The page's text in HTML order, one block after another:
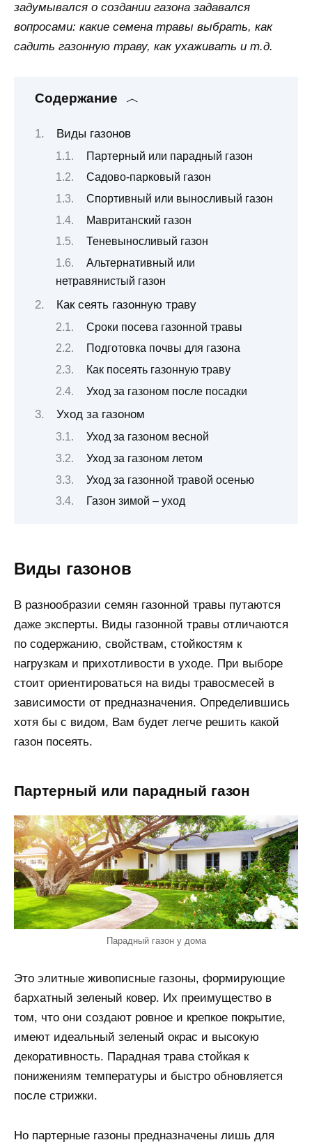
задумывался о создании газона задавался
вопросами: какие семена травы выбрать, как
садить газонную траву, как ухаживать и т.д.
Содержание
Виды газонов
Партерный или парадный газон
Садово-парковый газон
Спортивный или выносливый газон
Мавританский газон
Теневыносливый газон
Альтернативный или
нетравянистый газон
Как сеять газонную траву
Сроки посева газонной травы
Подготовка почвы для газона
Как посеять газонную траву
Уход за газоном после посадки
Уход за газоном
Уход за газоном весной
Уход за газоном летом
Уход за газонной травой осенью
Газон зимой – уход
Виды газонов
В разнообразии семян газонной травы путаются
даже эксперты. Виды газонной травы отличаются
по содержанию, свойствам, стойкостям к
нагрузкам и прихотливости в уходе. При выборе
стоит ориентироваться на виды травосмесей в
зависимости от предназначения. Определившись
хотя бы с видом, Вам будет легче решить какой
газон посеять.
Партерный или парадный газон
Парадный газон у дома
Это элитные живописные газоны, формирующие
бархатный зеленый ковер. Их преимущество в
том, что они создают ровное и крепкое покрытие,
имеют идеальный зеленый окрас и высокую
декоративность. Парадная трава стойкая к
понижениям температуры и быстро обновляется
после стрижки.
Но партерные газоны предназначены лишь для